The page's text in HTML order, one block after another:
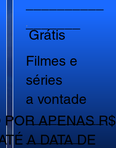
Grátis
_______
Filmes e
séries
a vontade
__________
_______
APENAS R$
A DATA DE